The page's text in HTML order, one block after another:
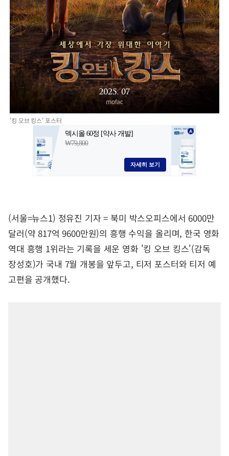
'킹 오브 킹스' 포스터
(서울=뉴스1) 정유진 기자 = 북미 박스오피스에서 6000만
달러(약 817억 9600만원)의 흥행 수익을 올리며, 한국 영화
역대 흥행 1위라는 기록을 세운 영화 '킹 오브 킹스'(감독
장성호)가 국내 7월 개봉을 앞두고, 티저 포스터와 티저 예
고편을 공개했다.